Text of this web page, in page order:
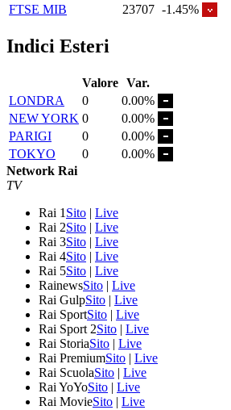
FTSE MIB
23707 -1.45%
Indici Esteri
Valore Var.
LONDRA
0
0.00%
NEW YORK 0
0.00%
PARIGI
0
0.00%
TOKYO
0
0.00%
Network Rai
TV
Rai 1 Sito | Live
Rai 2Sito | Live
Rai 3Sito | Live
Rai 4Sito | Live
Rai 5Sito | Live
RainewsSito | Live
Rai GulpSito | Live
Rai SportSito | Live
Rai Sport 2Sito | Live
Rai StoriaSito | Live
Rai PremiumSito | Live
Rai ScuolaSito | Live
Rai YoYoSito | Live
Rai MovieSito | Live